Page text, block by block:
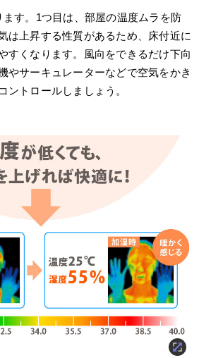
ます。1つ目は、部屋の温度ムラを防
は上昇する性質があるため、床付近に
すくなります。風向をできるだけ下向
やサーキュレーターなどで空気をかき
ントロールしましょう。